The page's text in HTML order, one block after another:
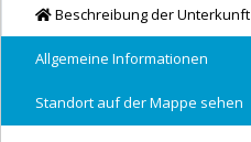
Beschreibung der Unterkunft
Allgemeine Informationen
Standort auf der Mappe sehen